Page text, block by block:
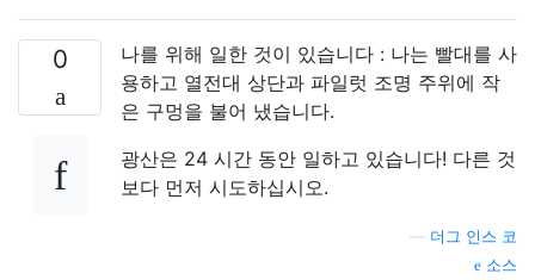
0
나를 위해 일한 것이 있습니다 : 나는 빨대를 사
용하고 열전대 상단과 파일럿 조명 주위에 작
은 구멍을 불어 냈습니다.
광산은 24 시간 동안 일하고 있습니다! 다른 것
보다 먼저 시도하십시오.
더그 인스 코
소스